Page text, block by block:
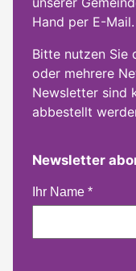
Hand per E-Mail.
Bitte nutzen Sie
oder mehrere
Newsletter sind
abbestellt
Newsletter
Ihr Name *